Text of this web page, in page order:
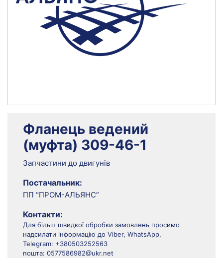
Фланець ведений
(муфта) 309-46-1
Запчастини до двигунів
Постачальник:
ПП “ПРОМ-АЛЬЯНС”
Контакти:
Для більш швидкої обробки замовлень просимо
надсилати інформацію до Viber, WhatsApp,
Telegram: +380503252563
пошта: 0577586982@ukr.net